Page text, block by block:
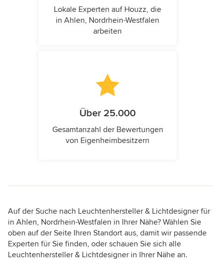
Lokale Experten auf Houzz, die
in Ahlen, Nordrhein-Westfalen
arbeiten
Über 25.000
Gesamtanzahl der Bewertungen
von Eigenheimbesitzern
Auf der Suche nach Leuchtenhersteller & Lichtdesigner für
in Ahlen, Nordrhein-Westfalen in Ihrer Nähe? Wählen Sie
oben auf der Seite Ihren Standort aus, damit wir passende
Experten für Sie finden, oder schauen Sie sich alle
Leuchtenhersteller & Lichtdesigner in Ihrer Nähe an.